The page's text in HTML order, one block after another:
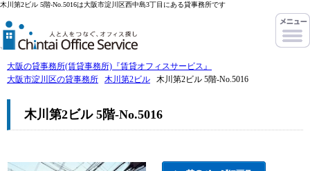
木川第2ビル 5階-No.5016は大阪市淀川区西中島3丁目にある貸事務所です
大阪の貸事務所(賃貸事務所)『賃貸オフィスサービス』
大阪市淀川区の貸事務所
木川第2ビル 木川第2ビル 5階-No.5016
木川第2ビル 5階-No.5016